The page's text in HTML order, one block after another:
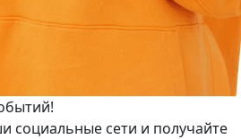
социальные сети и получайте